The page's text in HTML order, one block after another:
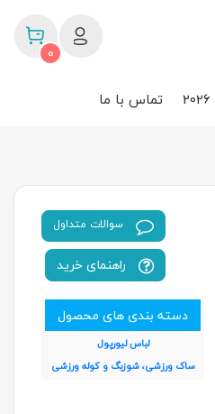
0
تماس با ما
سوالات متداول
راهنمای خرید
دسته بندی های محصول
لباس لیورپول
ساک ورزشی، شوزبگ و کوله ورزشی